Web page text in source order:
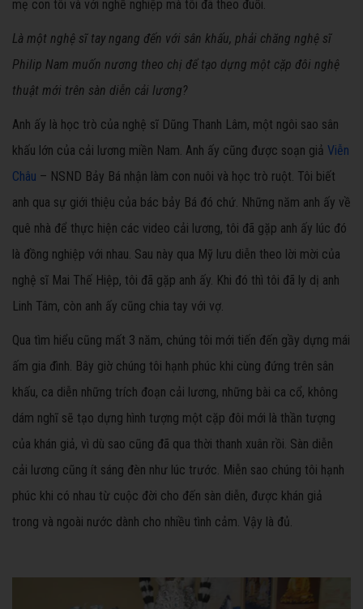
mẹ con tôi và với nghề nghiệp mà tôi đã theo đuổi.
Là một nghệ sĩ tay ngang đến với sân khấu, phải chăng nghệ sĩ
Philip Nam muốn nương theo chị để tạo dựng một cặp đôi nghệ
thuật mới trên sàn diễn cải lương?
Anh ấy là học trò của nghệ sĩ Dũng Thanh Lâm, một ngôi sao sân
khấu lớn của cải lương miền Nam. Anh ấy cũng được soạn giả Viễn
Châu – NSND Bảy Bá nhận làm con nuôi và học trò ruột. Tôi biết
anh qua sự giới thiệu của bác bảy Bá đó chứ. Những năm anh ấy về
quê nhà để thực hiện các video cải lương, tôi đã gặp anh ấy lúc đó
là đồng nghiệp với nhau. Sau này qua Mỹ lưu diễn theo lời mời của
nghệ sĩ Mai Thế Hiệp, tôi đã gặp anh ấy. Khi đó thì tôi đã ly dị anh
Linh Tâm, còn anh ấy cũng chia tay với vợ.
Qua tìm hiểu cũng mất 3 năm, chúng tôi mới tiến đến gầy dựng mái
ấm gia đình. Bây giờ chúng tôi hạnh phúc khi cùng đứng trên sân
khấu, ca diễn những trích đoạn cải lương, những bài ca cổ, không
dám nghĩ sẽ tạo dựng hình tượng một cặp đôi mới là thần tượng
của khán giả, vì dù sao cũng đã qua thời thanh xuân rồi. Sàn diễn
cải lương cũng ít sáng đèn như lúc trước. Miễn sao chúng tôi hạnh
phúc khi có nhau từ cuộc đời cho đến sàn diễn, được khán giả
trong và ngoài nước dành cho nhiều tình cảm. Vậy là đủ.